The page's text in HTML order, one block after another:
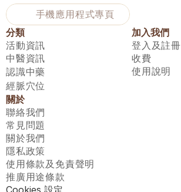
手機應用程式專頁
分類
活動資訊
中醫資訊
認識中藥
經脈穴位
加入我們
登入及註冊
收費
使用說明
關於
聯絡我們
常見問題
關於我們
隱私政策
使用條款及免責聲明
推廣用途條款
Cookies 設定